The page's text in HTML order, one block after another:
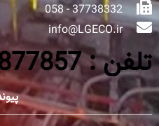
37738332 - 058
info@LGECO.ir
تلفن : 0218877857-65